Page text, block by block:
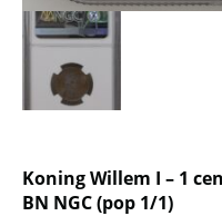
Koning Willem I – 1
BN NGC (pop 1/1)